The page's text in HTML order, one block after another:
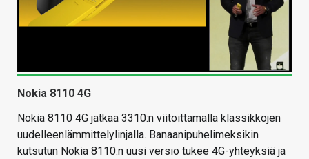
Nokia 8110 4G
Nokia 8110 4G jatkaa 3310:n viitoittamalla klassikkojen
uudelleenlämmittelylinjalla. Banaanipuhelimeksikin
kutsutun Nokia 8110:n uusi versio tukee 4G-yhteyksiä ja